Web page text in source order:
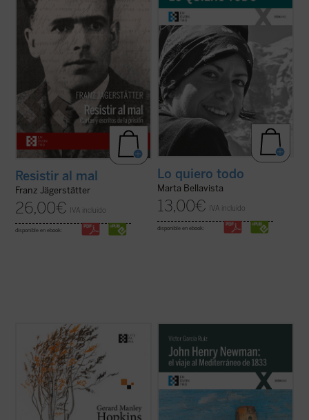
negarse a servir en el ejército nazi. Se
publican aquí por primera vez en castellano
todos los escritos de Jägerstätter ...(ver
ficha)
Resistir al mal
Franz Jägerstätter
26,00€ IVA incluido
disponible en ebook:
enfermedad que la llevaría a la muerte dos
años después. Marta afrontará esta
circunstancia como ocasión para vivir ...
(ver ficha)
Lo quiero todo
Marta Bellavista
13,00€ IVA incluido
disponible en ebook:
Se publica por primera vez en castellano,
de la mano del filólogo, escritor y traductor
Gabriel Insausti la obra completa en prosa
--a excepción de algún texto menor-- del
poeta inglés Gerard Manley Hopkins
(1844-1889). Ejemplo claro del ... (ver
ficha)
Newman escribió a su familia y amigos
previamente y durante su viaje por el
Mediterráneo de 1833, el autor del libro
traza los orígenes, el desarrollo y las
consecuencias de la verdadera odisea
interior ...(ver ficha)